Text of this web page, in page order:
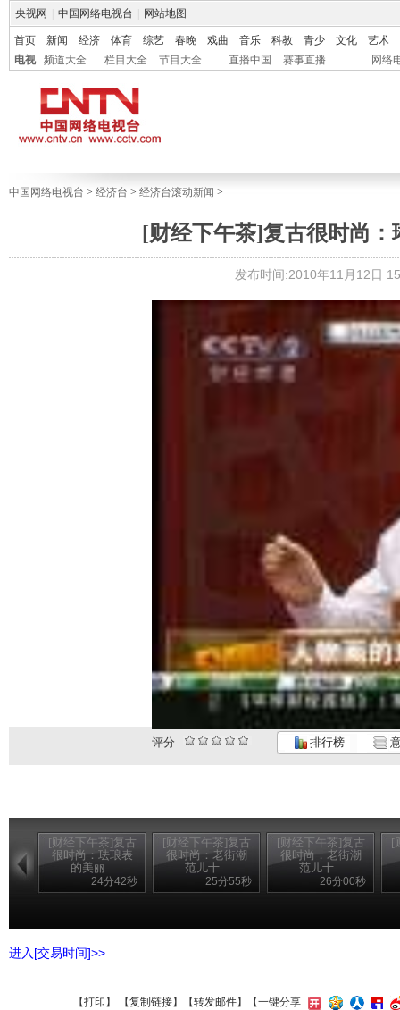
央视网 中国网络电视台 网站地图
首页 新闻 经济 体育 综艺 春晚 戏曲 音乐 科教 青少 文化
艺术
电视
频道大全 栏目大全 节目大全 直播中国 赛事直播 网络
中国网络电视台 > 经济台 > 经济台滚动新闻 >
[财经下午茶]复古很时尚：
发布时间:2010年11月12日
评分 排行榜
[财经下午茶]复古
很时尚：珐琅表
的美丽...
24分42秒
[财经下午茶]复古
很时尚：老街潮
范儿十...
25分55秒
[财经下午茶]复古
很时尚，老街潮
范儿十...
26分00秒
[
进入[交易时间]>>
【打印 】 【复制链接】【转发邮件】 【一键分享